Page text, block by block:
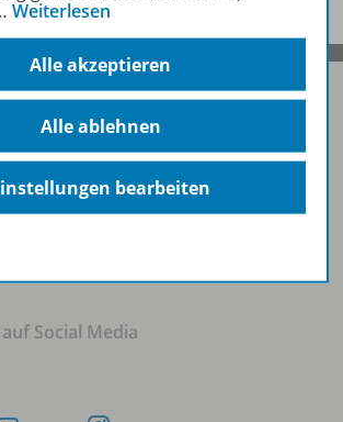
Social Media
Weiterlesen
Alle akzeptieren
Alle ablehnen
bearbeiten